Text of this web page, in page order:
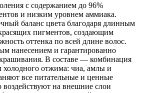
с содержанием до 96%
и низким уровнем аммиака.
баланс цвета благодаря длинным
пигментов, создающим
оттенка по всей длине волос.
нанесением и гарантированно
В составе — комбинация
холодного отжима: чиа, амлы и
все питательные и ценные
воздействуют на внешние слои